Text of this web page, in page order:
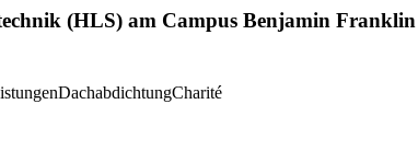
(HLS) am Campus Benjamin
DachabdichtungCharité